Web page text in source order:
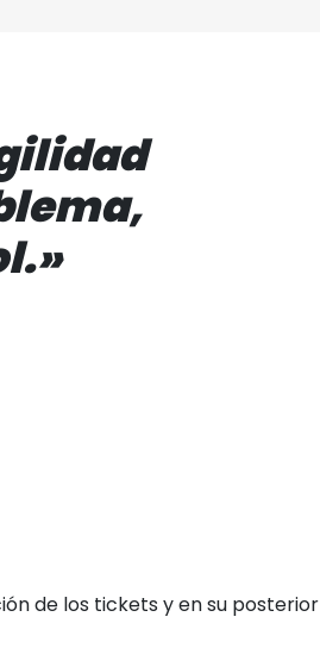
de los tickets y en su posterior